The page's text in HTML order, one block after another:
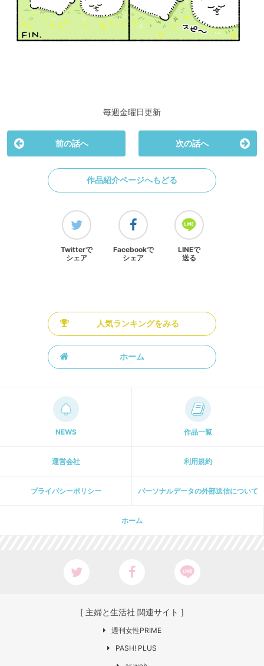
毎週金曜日更新
前の話へ 次の話へ
作品紹介ページへもどる
Twitterで
シェア
Facebookで
シェア
LINEで
送る
人気ランキングをみる
ホーム
NEWS 作品一覧
運営会社 利用規約
プライパシーポリシー パーソナルデータの外部送信について
ホーム
[ 主婦と生活社 関連サイト ]
週刊女性PRIME
PASH! PLUS